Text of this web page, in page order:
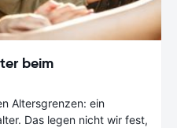
beim
Altersgrenzen: ein
Das legen nicht wir fest,